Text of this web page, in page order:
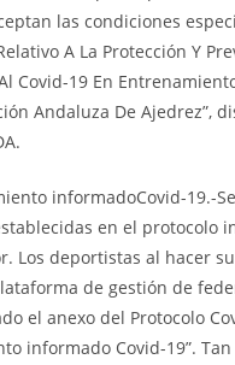
las condiciones
A La Protección Y
Covid-19 En
Andaluza De Ajedrez”,
informadoCovid-19.-
en el protocolo
Los deportistas al hacer
de gestión de
el anexo del Protocolo
informado Covid-19”.